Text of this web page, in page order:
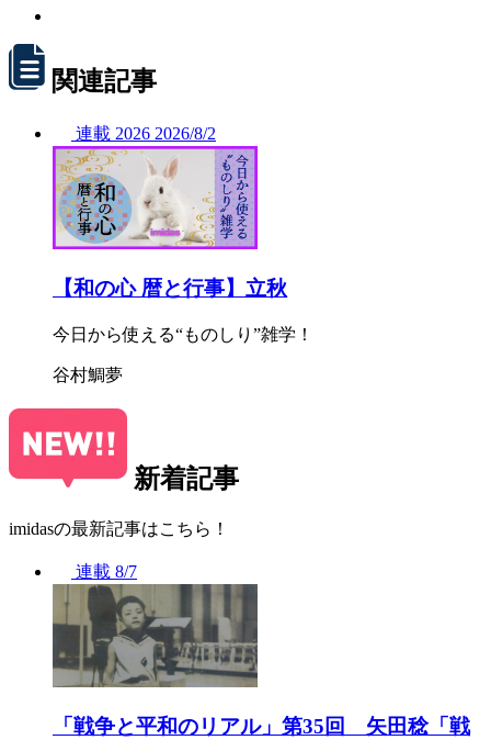
関連記事
連載 2026 2026/8/2
【和の心 暦と行事】立秋
今日から使える“ものしり”雑学！
谷村鯛夢
新着記事
imidasの最新記事はこちら！
連載 8/7
「戦争と平和のリアル」第35回 矢田稔「戦